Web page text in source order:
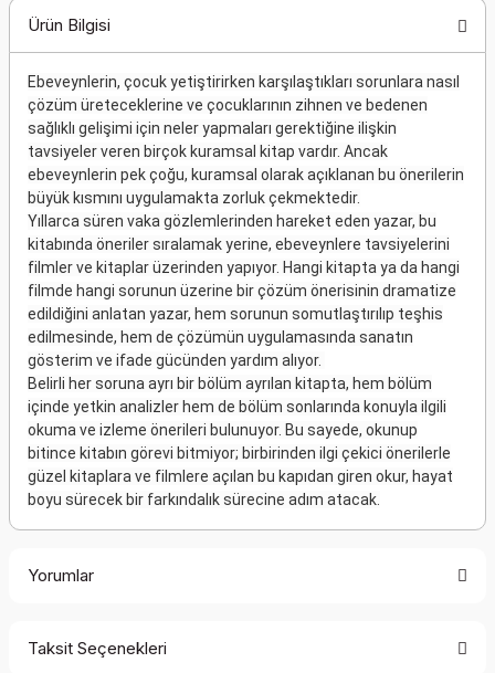
Ürün Bilgisi
Ebeveynlerin, çocuk yetiştirirken karşılaştıkları sorunlara nasıl
çözüm üreteceklerine ve çocuklarının zihnen ve bedenen
sağlıklı gelişimi için neler yapmaları gerektiğine ilişkin
tavsiyeler veren birçok kuramsal kitap vardır. Ancak
ebeveynlerin pek çoğu, kuramsal olarak açıklanan bu önerilerin
büyük kısmını uygulamakta zorluk çekmektedir.
Yıllarca süren vaka gözlemlerinden hareket eden yazar, bu
kitabında öneriler sıralamak yerine, ebeveynlere tavsiyelerini
filmler ve kitaplar üzerinden yapıyor. Hangi kitapta ya da hangi
filmde hangi sorunun üzerine bir çözüm önerisinin dramatize
edildiğini anlatan yazar, hem sorunun somutlaştırılıp teşhis
edilmesinde, hem de çözümün uygulamasında sanatın
gösterim ve ifade gücünden yardım alıyor.
Belirli her soruna ayrı bir bölüm ayrılan kitapta, hem bölüm
içinde yetkin analizler hem de bölüm sonlarında konuyla ilgili
okuma ve izleme önerileri bulunuyor. Bu sayede, okunup
bitince kitabın görevi bitmiyor; birbirinden ilgi çekici önerilerle
güzel kitaplara ve filmlere açılan bu kapıdan giren okur, hayat
boyu sürecek bir farkındalık sürecine adım atacak.
Yorumlar
Taksit Seçenekleri